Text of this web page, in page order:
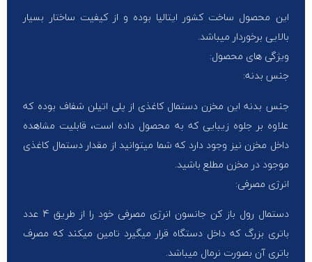
این محصول ساخت کشور ایتالیا بوده و از کیفیت ساختار بسیار
بالایی برخوردار میباشد.
ویژگی های محصول:
جنس بدنه:
جنس بدنه این مخزن دستمال کاغذی از پلی اتیلن شفاف بوده که
علاوه بر جلوه زیبایی که به محصول داده است، قابلیت مشاهده
داخل مخزن نیز وجود دارد که شما میتوانید از مقدار دستمال کاغذی
موجود در مخزن مطلع باشید.
انرژی مصرفی:
دستمال رول باز کن جانسون انرژی مصرفی خود را از طریق 4 عدد
باتری بزرگ که داخل دستگاه قرار میگیرد تامین میکند که مصرف
باتری آن بصورت نرمال میباشد.